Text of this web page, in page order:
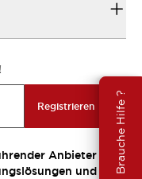
Brauche Hilfe ?
Registrieren
Anbieter
und